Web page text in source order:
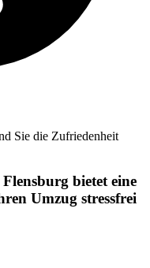
Sie die Zufriedenheit
bietet eine
Umzug stressfrei